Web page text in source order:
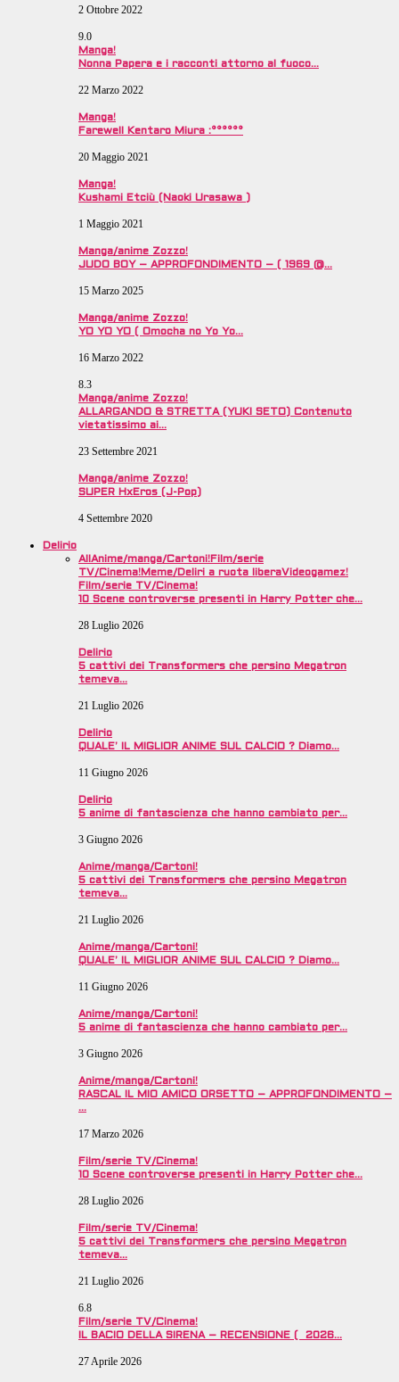
2 Ottobre 2022
9.0
Manga!
Nonna Papera e i racconti attorno al fuoco…
22 Marzo 2022
Manga!
Farewell Kentaro Miura :°°°°°°
20 Maggio 2021
Manga!
Kushami Etciù (Naoki Urasawa )
1 Maggio 2021
Manga/anime Zozzo!
JUDO BOY – APPROFONDIMENTO – ( 1969 @…
15 Marzo 2025
Manga/anime Zozzo!
YO YO YO ( Omocha no Yo Yo…
16 Marzo 2022
8.3
Manga/anime Zozzo!
ALLARGANDO & STRETTA (YUKI SETO) Contenuto
vietatissimo ai…
23 Settembre 2021
Manga/anime Zozzo!
SUPER HxEros (J-Pop)
4 Settembre 2020
Delirio
All Anime/manga/Cartoni!Film/serie
TV/Cinema!Meme/Deliri a ruota liberaVideogamez!
Film/serie TV/Cinema!
10 Scene controverse presenti in Harry Potter che…
28 Luglio 2026
Delirio
5 cattivi dei Transformers che persino Megatron
temeva…
21 Luglio 2026
Delirio
QUALE’ IL MIGLIOR ANIME SUL CALCIO ? Diamo…
11 Giugno 2026
Delirio
5 anime di fantascienza che hanno cambiato per…
3 Giugno 2026
Anime/manga/Cartoni!
5 cattivi dei Transformers che persino Megatron
temeva…
21 Luglio 2026
Anime/manga/Cartoni!
QUALE’ IL MIGLIOR ANIME SUL CALCIO ? Diamo…
11 Giugno 2026
Anime/manga/Cartoni!
5 anime di fantascienza che hanno cambiato per…
3 Giugno 2026
Anime/manga/Cartoni!
RASCAL IL MIO AMICO ORSETTO – APPROFONDIMENTO –
…
17 Marzo 2026
Film/serie TV/Cinema!
10 Scene controverse presenti in Harry Potter che…
28 Luglio 2026
Film/serie TV/Cinema!
5 cattivi dei Transformers che persino Megatron
temeva…
21 Luglio 2026
6.8
Film/serie TV/Cinema!
IL BACIO DELLA SIRENA – RECENSIONE ( 2026…
27 Aprile 2026